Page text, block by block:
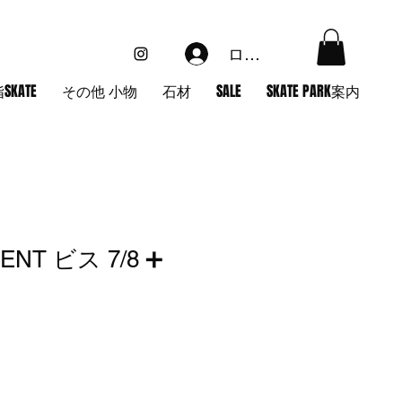
ログイン
その他 小物 石材 SALE SKATE PARK案内
ビス 7/8 ➕